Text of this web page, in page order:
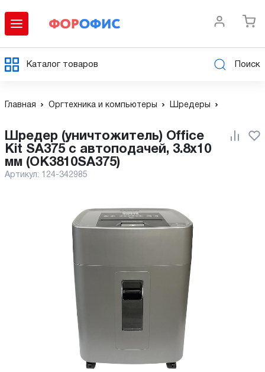
Каталог товаров Поиск
Главная Оргтехника и компьютеры Шредеры
Шредер (уничтожитель) Office
Kit SA375 с автоподачей, 3.8x10
мм (OK3810SA375)
Артикул: 124-342985